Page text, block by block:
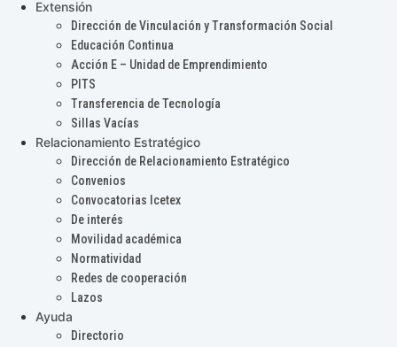
Extensión
Dirección de Vinculación y Transformación Social
Educación Continua
Acción E – Unidad de Emprendimiento
PITS
Transferencia de Tecnología
Sillas Vacías
Relacionamiento Estratégico
Dirección de Relacionamiento Estratégico
Convenios
Convocatorias Icetex
De interés
Movilidad académica
Normatividad
Redes de cooperación
Lazos
Ayuda
Directorio